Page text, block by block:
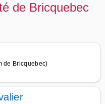
de Bricquebec
de Bricquebec)